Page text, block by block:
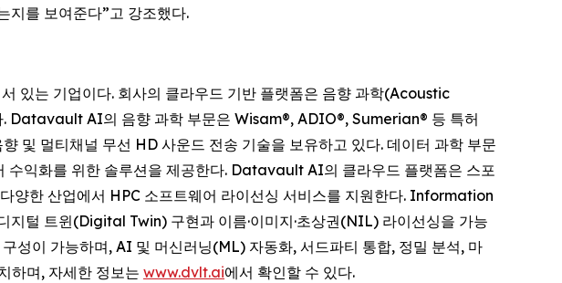
는지를 보여준다”고 강조했다.
있는 기업이다. 회사의 클라우드 기반 플랫폼은 음향 과학(Acoustic
Datavault AI의 음향 과학 부문은 Wisam®, ADIO®, Sumerian® 등 특허
및 멀티채널 무선 HD 사운드 전송 기술을 보유하고 있다. 데이터 과학 부문
수익화를 위한 솔루션을 제공한다. Datavault AI의 클라우드 플랫폼은 스포
양한 산업에서 HPC 소프트웨어 라이선싱 서비스를 지원한다. Information
털 트윈(Digital Twin) 구현과 이름·이미지·초상권(NIL) 라이선싱을 가능
이 가능하며, AI 및 머신러닝(ML) 자동화, 서드파티 통합, 정밀 분석, 마
하며, 자세한 정보는 www.dvlt.ai에서 확인할 수 있다.